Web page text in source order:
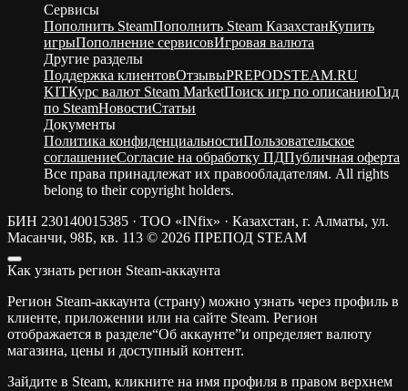
Сервисы
Пополнить SteamПополнить Steam КазахстанКупить
игрыПополнение сервисовИгровая валюта
Другие разделы
Поддержка клиентовОтзывыPREPODSTEAM.RU
KITКурс валют Steam MarketПоиск игр по описаниюГид
по SteamНовостиСтатьи
Документы
Политика конфиденциальностиПользовательское
соглашениеСогласие на обработку ПДПубличная оферта
Все права принадлежат их правообладателям. All rights
belong to their copyright holders.
БИН 230140015385 · ТОО «INfix» · Казахстан, г. Алматы, ул.
Масанчи, 98Б, кв. 113 © 2026 ПРЕПОД STEAM
Как узнать регион Steam-аккаунта
Регион Steam-аккаунта (страну) можно узнать через профиль в
клиенте, приложении или на сайте Steam. Регион
отображается в разделе“Об аккаунте”и определяет валюту
магазина, цены и доступный контент.
Зайдите в Steam, кликните на имя профиля в правом верхнем